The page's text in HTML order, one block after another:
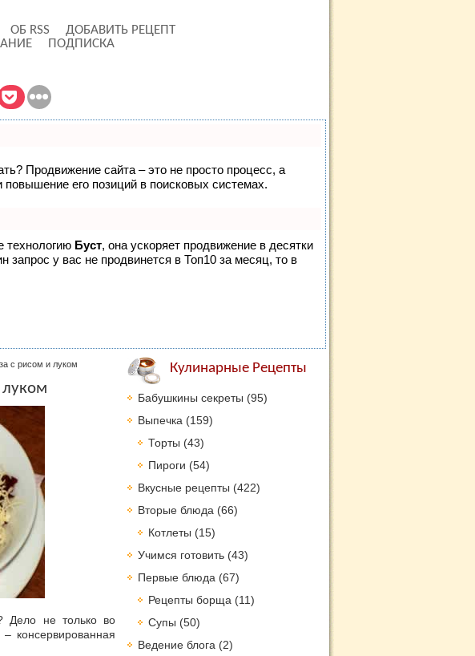
ОБ RSS
ДОБАВИТЬ РЕЦЕПТ
ПОДПИСКА
Продвижение сайта – это не просто процесс, а
его позиций в поисковых системах.
технологию Буст, она ускоряет продвижение в десятки
у вас не продвинется в Топ10 за месяц, то в
с рисом и луком
луком
Дело не только во
консервированная
Кулинарные Рецепты
Бабушкины секреты (95)
Выпечка (159)
Торты (43)
Пироги (54)
Вкусные рецепты (422)
Вторые блюда (66)
Котлеты (15)
Учимся готовить (43)
Первые блюда (67)
Рецепты борща (11)
Супы (50)
Ведение блога (2)